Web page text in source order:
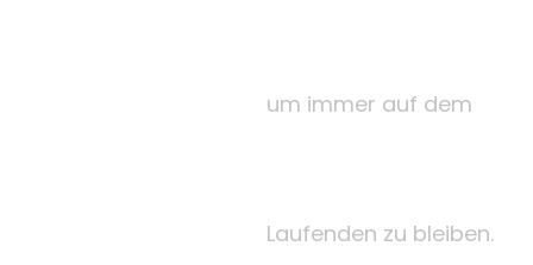
um immer auf dem
Laufenden zu bleiben.